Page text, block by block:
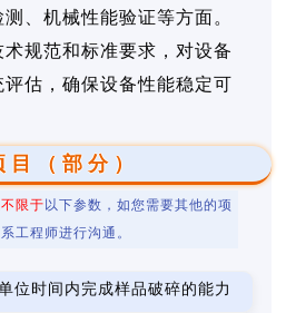
、机械性能验证等方面。
规范和标准要求，对设备
估，确保设备性能稳定可
目（部分）
限于 以下参数，如您需要其他的项
工程师进行沟通。
位时间内完成样品破碎的能力